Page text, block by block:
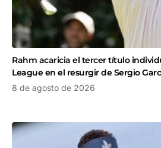
Rahm acaricia el tercer título
League en el resurgir de Sergio
8 de agosto de 2026